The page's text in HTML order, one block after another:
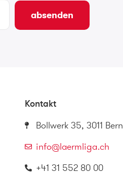
absenden
Kontakt
Bollwerk 35, 3011 Bern
info@laermliga.ch
+41 31 552 80 00